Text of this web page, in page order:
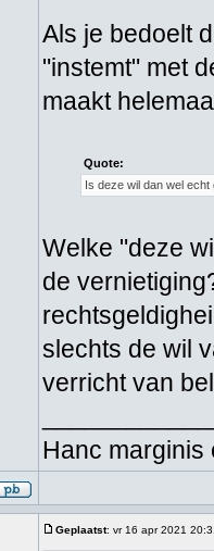
Als je bedoelt
"instemt" met
maakt
Quote:
Is deze wil dan wel
Welke "deze
de
slechts de wil
verricht van
Hanc marginis
Geplaatst: vr 16 apr 2021